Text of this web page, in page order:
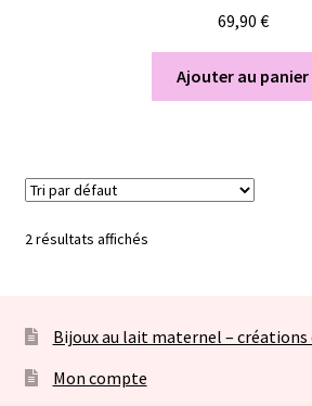
69,90 €
Ajouter au panier
2 résultats affichés
Bijoux au lait maternel – créations
Mon compte